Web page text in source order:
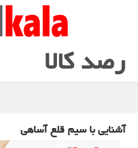
رصد كالا
آشنایی با سیم قلع آساهی